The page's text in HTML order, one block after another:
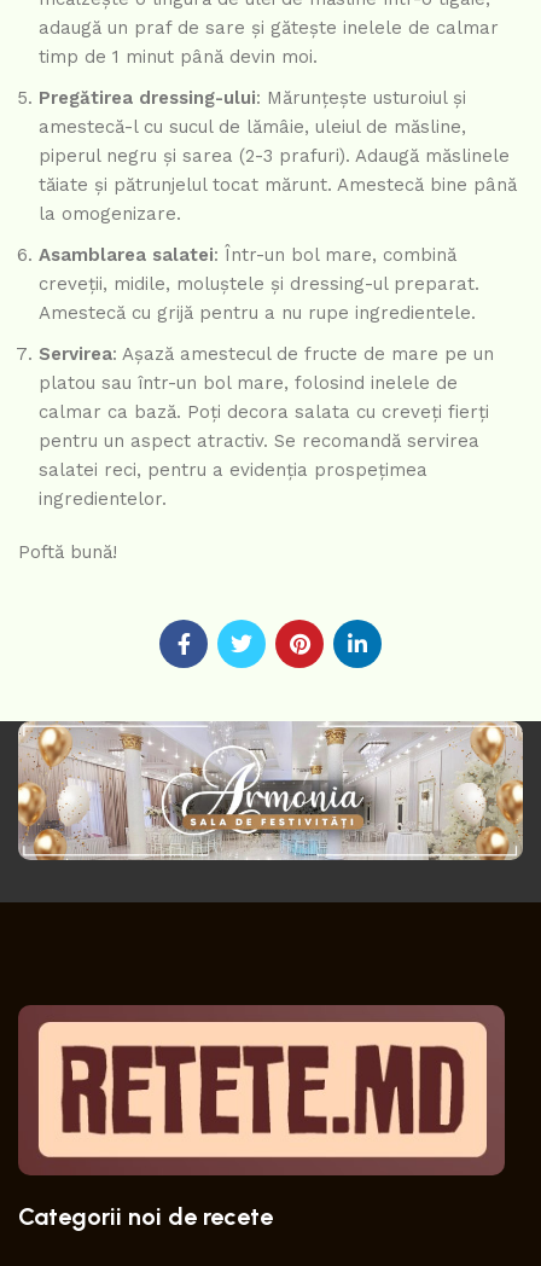
adaugă un praf de sare și gătește inelele de calmar
timp de 1 minut până devin moi.
Pregătirea dressing-ului: Mărunțește usturoiul și
amestecă-l cu sucul de lămâie, uleiul de măsline,
piperul negru și sarea (2-3 prafuri). Adaugă măslinele
tăiate și pătrunjelul tocat mărunt. Amestecă bine până
la omogenizare.
Asamblarea salatei: Într-un bol mare, combină
creveții, midile, moluștele și dressing-ul preparat.
Amestecă cu grijă pentru a nu rupe ingredientele.
Servirea: Așază amestecul de fructe de mare pe un
platou sau într-un bol mare, folosind inelele de
calmar ca bază. Poți decora salata cu creveți fierți
pentru un aspect atractiv. Se recomandă servirea
salatei reci, pentru a evidenția prospețimea
ingredientelor.
Poftă bună!
Categorii noi de recete